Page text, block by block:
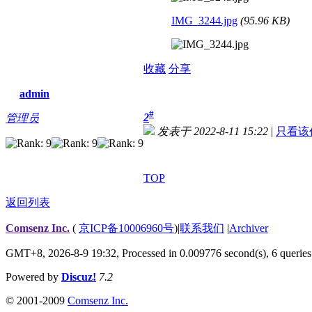
IMG_3244.jpg (95.96 KB)
收藏 分享
admin
管理员 2#
发表于 2022-8-11 15:22 | 只看该
TOP
返回列表
Comsenz Inc. ( 京ICP备10006960号)|联系我们 |Archiver
GMT+8, 2026-8-9 19:32, Processed in 0.009776 second(s), 6 queries
Powered by Discuz! 7.2
© 2001-2009 Comsenz Inc.